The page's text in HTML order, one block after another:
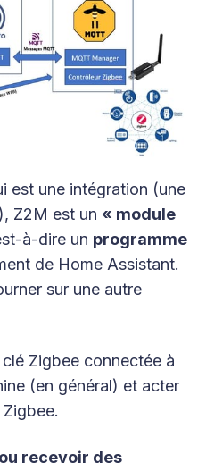
est une intégration (une
Z2M est un « module
à-dire un programme
de Home Assistant.
sur une autre
Zigbee connectée à
(en général) et acter
recevoir des